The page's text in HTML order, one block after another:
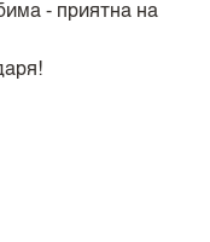
- приятна на